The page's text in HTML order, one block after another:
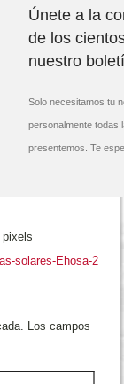
Únete a la
de los
nuestro
Solo necesitamos tu
personalmente todas
presentemos. Te
solares-Ehosa-2
Los campos